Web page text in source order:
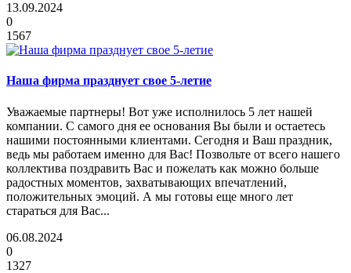
13.09.2024
0
1567
Наша фирма празднует свое 5-летие
Уважаемые партнеры! Вот уже исполнилось 5 лет нашей
компании. С самого дня ее основания Вы были и остаетесь
нашими постоянными клиентами. Сегодня и Ваш праздник,
ведь мы работаем именно для Вас! Позвольте от всего нашего
коллектива поздравить Вас и пожелать как можно больше
радостных моментов, захватывающих впечатлений,
положительных эмоций. А мы готовы еще много лет
стараться для Вас...
06.08.2024
0
1327